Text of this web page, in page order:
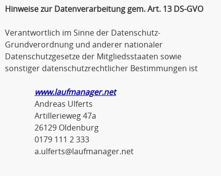
Hinweise zur Datenverarbeitung gem. Art. 13 DS-GVO
Verantwortlich im Sinne der Datenschutz-
Grundverordnung und anderer nationaler
Datenschutzgesetze der Mitgliedsstaaten sowie
sonstiger datenschutzrechtlicher Bestimmungen ist
www.laufmanager.net
Andreas Ulferts
Artillerieweg 47a
26129 Oldenburg
0179 111 2 333
a.ulferts@laufmanager.net